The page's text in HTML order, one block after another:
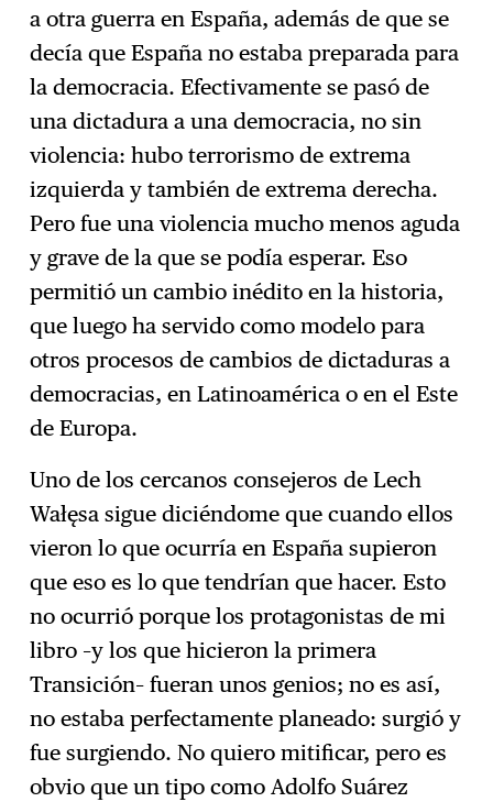
a otra guerra en España, además de que se
decía que España no estaba preparada para
la democracia. Efectivamente se pasó de
una dictadura a una democracia, no sin
violencia: hubo terrorismo de extrema
izquierda y también de extrema derecha.
Pero fue una violencia mucho menos aguda
y grave de la que se podía esperar. Eso
permitió un cambio inédito en la historia,
que luego ha servido como modelo para
otros procesos de cambios de dictaduras a
democracias, en Latinoamérica o en el Este
de Europa.
Uno de los cercanos consejeros de Lech
Wałęsa sigue diciéndome que cuando ellos
vieron lo que ocurría en España supieron
que eso es lo que tendrían que hacer. Esto
no ocurrió porque los protagonistas de mi
libro –y los que hicieron la primera
Transición– fueran unos genios; no es así,
no estaba perfectamente planeado: surgió y
fue surgiendo. No quiero mitificar, pero es
obvio que un tipo como Adolfo Suárez